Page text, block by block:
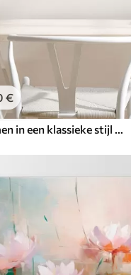
€
3d witte bloemen in een klassieke stijl met een geel accent